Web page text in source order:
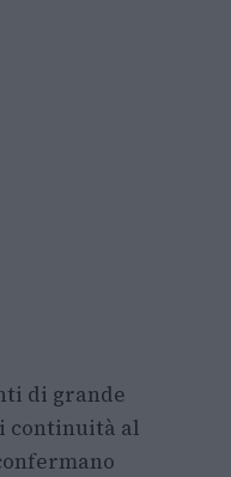
di grande
continuità al